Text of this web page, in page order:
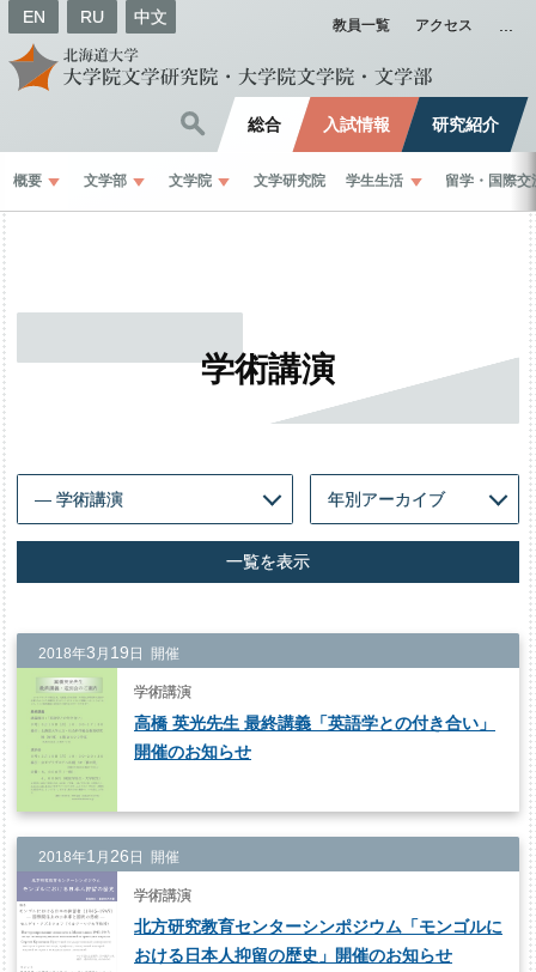
EN RU 中文 教員一覧 アクセス
総合 入試情報 研究紹介
概要 文学部 文学院 文学研究院 学生生活 留学 ・ 国際交
学術講演
一覧を表示
2018年3 月 19 日 開催
学術講演
高橋 英光先生 最終講義「英語学との付き合い」
開催のお知らせ
2018年1 月 26 日 開催
学術講演
北方研究教育センターシンポジウム「モンゴルに
おける日本人抑留の歴史」開催のお知らせ